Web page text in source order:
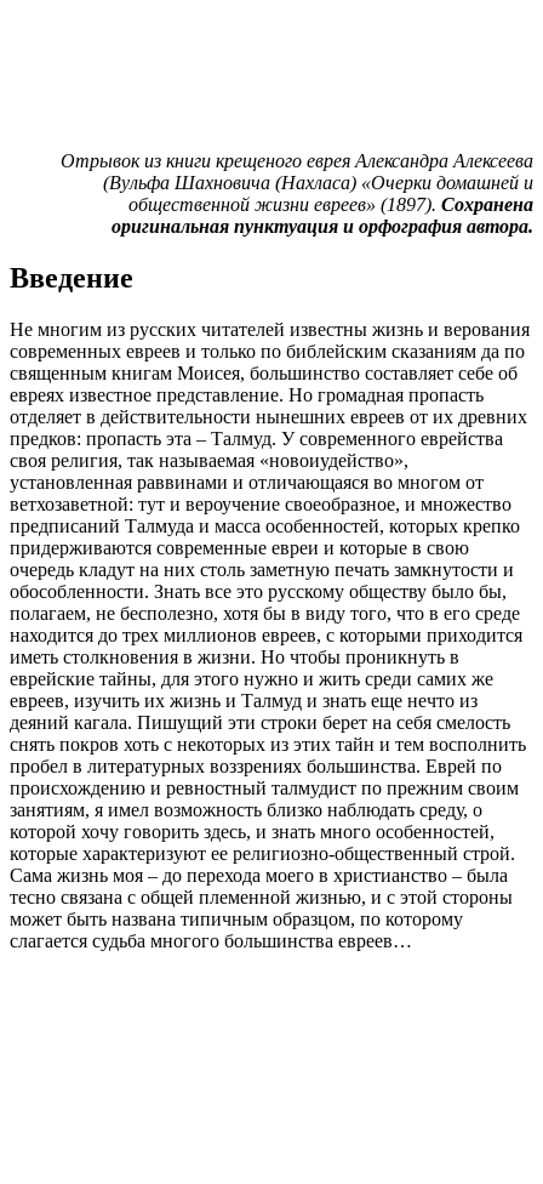
Отрывок из книги крещеного еврея Александра Алексеева
(Вульфа Шахновича (Нахласа) «Очерки домашней и
общественной жизни евреев» (1897). Сохранена
оригинальная пунктуация и орфография автора.
Введение
Не многим из русских читателей известны жизнь и верования
современных евреев и только по библейским сказаниям да по
священным книгам Моисея, большинство составляет себе об
евреях известное представление. Но громадная пропасть
отделяет в действительности нынешних евреев от их древних
предков: пропасть эта – Талмуд. У современного еврейства
своя религия, так называемая «новоиудейство»,
установленная раввинами и отличающаяся во многом от
ветхозаветной: тут и вероучение своеобразное, и множество
предписаний Талмуда и масса особенностей, которых крепко
придерживаются современные евреи и которые в свою
очередь кладут на них столь заметную печать замкнутости и
обособленности. Знать все это русскому обществу было бы,
полагаем, не бесполезно, хотя бы в виду того, что в его среде
находится до трех миллионов евреев, с которыми приходится
иметь столкновения в жизни. Но чтобы проникнуть в
еврейские тайны, для этого нужно и жить среди самих же
евреев, изучить их жизнь и Талмуд и знать еще нечто из
деяний кагала. Пишущий эти строки берет на себя смелость
снять покров хоть с некоторых из этих тайн и тем восполнить
пробел в литературных воззрениях большинства. Еврей по
происхождению и ревностный талмудист по прежним своим
занятиям, я имел возможность близко наблюдать среду, о
которой хочу говорить здесь, и знать много особенностей,
которые характеризуют ее религиозно-общественный строй.
Сама жизнь моя – до перехода моего в христианство – была
тесно связана с общей племенной жизнью, и с этой стороны
может быть названа типичным образцом, по которому
слагается судьба многого большинства евреев…